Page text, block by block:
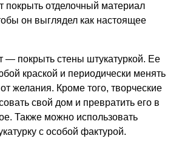
покрыть отделочный материал
он выглядел как настоящее
— покрыть стены штукатуркой. Ее
краской и периодически менять
желания. Кроме того, творческие
свой дом и превратить его в
Также можно использовать
с особой фактурой.